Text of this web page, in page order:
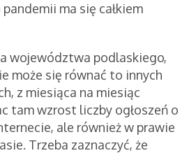
ma się całkiem
województwa podlaskiego,
może się równać to innych
z miesiąca na miesiąc
tam wzrost liczby ogłoszeń o
ale również w prawie
Trzeba zaznaczyć, że